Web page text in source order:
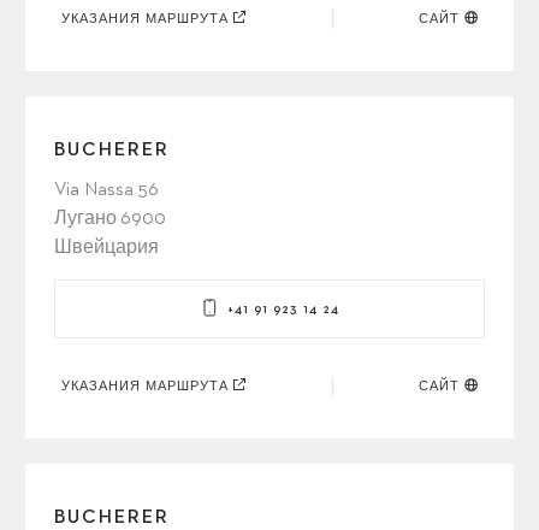
УКАЗАНИЯ МАРШРУТА САЙТ
BUCHERER
Via Nassa 56
Лугано 6900
Швейцария
+41 91 923 14 24
УКАЗАНИЯ МАРШРУТА САЙТ
BUCHERER